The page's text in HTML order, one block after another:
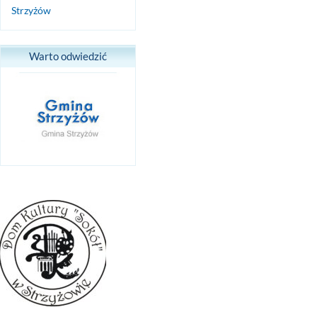
Strzyżów
Warto odwiedzić